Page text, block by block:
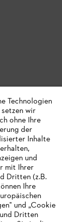
Technologien
wir
ohne Ihre
der
Inhalte
und
mit Ihrer
Dritten (z.B.
Ihre
und „Cookie
Dritten